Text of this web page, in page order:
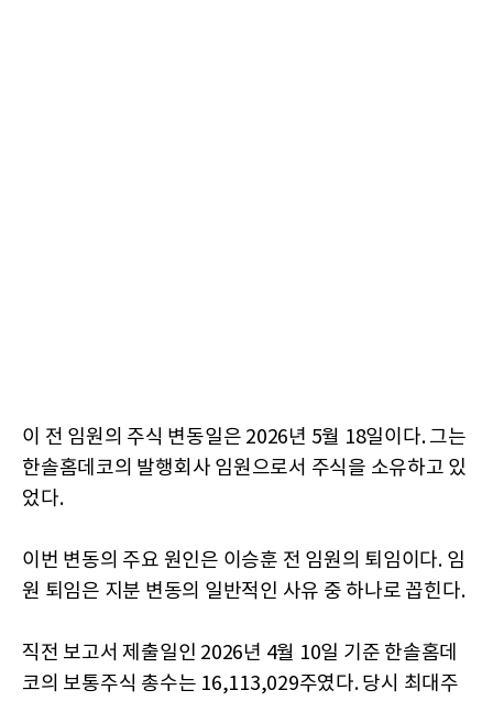
이 전 임원의 주식 변동일은 2026년 5월 18일이다. 그는
한솔홈데코의 발행회사 임원으로서 주식을 소유하고 있
었다.
이번 변동의 주요 원인은 이승훈 전 임원의 퇴임이다. 임
원 퇴임은 지분 변동의 일반적인 사유 중 하나로 꼽힌다.
직전 보고서 제출일인 2026년 4월 10일 기준 한솔홈데
코의 보통주식 총수는 16,113,029주였다. 당시 최대주